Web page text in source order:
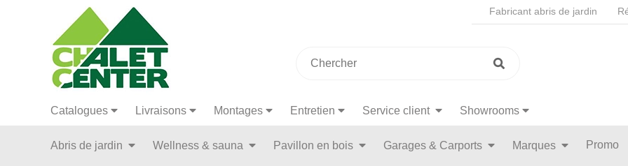
Fabricant abris de jardin
Catalogues Livraisons Montages Entretien Service client Showrooms
Abris de jardin Wellness & sauna Pavillon en bois Garages & Carports Marques Promo